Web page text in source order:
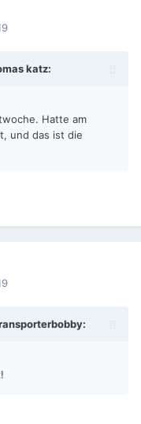
katz:
Hatte am
und das ist die
: